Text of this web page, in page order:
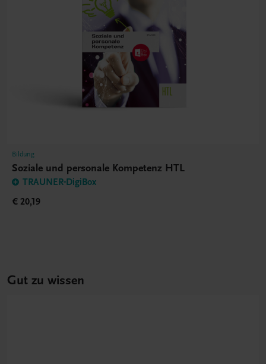
Bildung
Soziale und personale Kompetenz HTL
TRAUNER-DigiBox
€ 20,19
Gut zu wissen